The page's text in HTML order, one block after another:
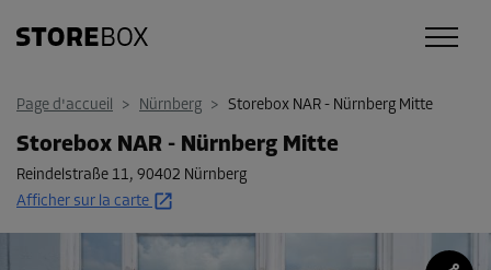
Page d'accueil > Nürnberg > Storebox NAR - Nürnberg Mitte
Storebox NAR - Nürnberg Mitte
Reindelstraße 11, 90402 Nürnberg
Afficher sur la carte